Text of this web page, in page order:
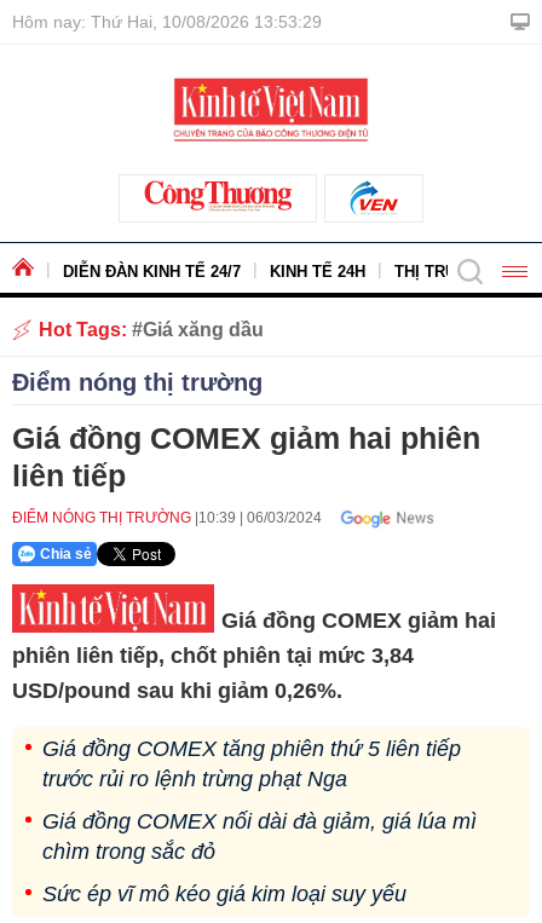
Hôm nay: Thứ Hai, 10/08/2026 13:53:30
DIỄN ĐÀN KINH TẾ 24/7 KINH TẾ 24H THỊ TRƯỜNG -
Hot Tags: Giá xăng dầu
Điểm nóng thị trường
Giá đồng COMEX giảm hai phiên
liên tiếp
ĐIỂM NÓNG THỊ TRƯỜNG 10:39 06/03/2024
Chia sẻ
Giá đồng COMEX giảm hai
phiên liên tiếp, chốt phiên tại mức 3,84
USD/pound sau khi giảm 0,26%.
Giá đồng COMEX tăng phiên thứ 5 liên tiếp
trước rủi ro lệnh trừng phạt Nga
Giá đồng COMEX nối dài đà giảm, giá lúa mì
chìm trong sắc đỏ
Sức ép vĩ mô kéo giá kim loại suy yếu